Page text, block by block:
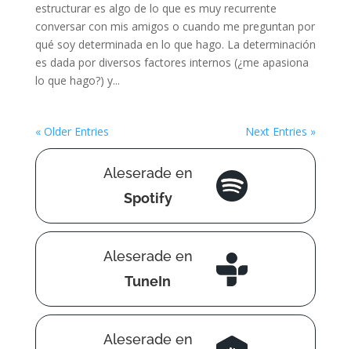
estructurar es algo de lo que es muy recurrente
conversar con mis amigos o cuando me preguntan por
qué soy determinada en lo que hago. La determinación
es dada por diversos factores internos (¿me apasiona
lo que hago?) y...
« Older Entries Next Entries »
Aleserade en
Spotify
Aleserade en
TuneIn
Aleserade en